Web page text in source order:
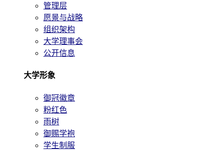
管理层
愿景与战略
组织架构
大学理事会
公开信息
大学形象
御冠徽章
粉红色
雨树
御赐学袍
学生制服